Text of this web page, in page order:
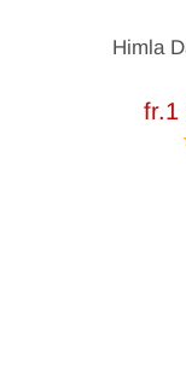
Himla
fr.1